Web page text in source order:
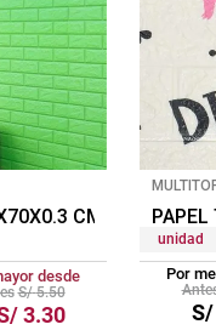
CM VERDE
desde
S/ 5.50
3.30
unidad
Por
S/